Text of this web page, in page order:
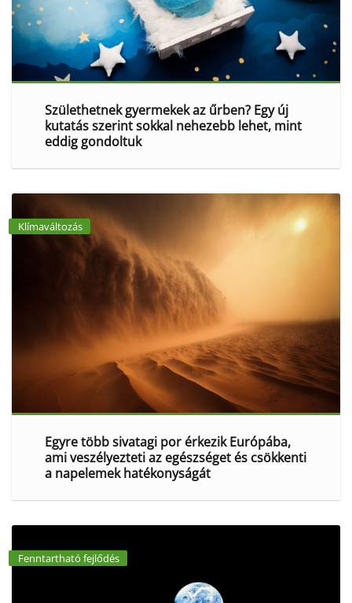
Születhetnek gyermekek az űrben? Egy új
kutatás szerint sokkal nehezebb lehet, mint
eddig gondoltuk
Klímaváltozás
Egyre több sivatagi por érkezik Európába,
ami veszélyezteti az egészséget és csökkenti
a napelemek hatékonyságát
Fenntartható fejlődés